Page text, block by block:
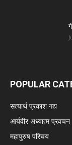
POPULAR
सत्यार्थ प्रकाश गद्य
आर्यवीर अध्यात्म प्रवचन
महापुरुष परिचय